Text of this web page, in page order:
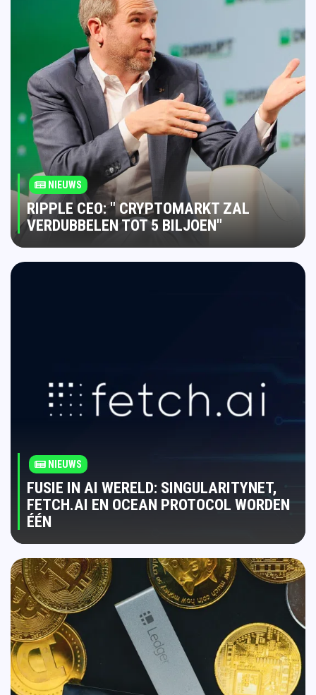
NIEUWS
RIPPLE CEO: " CRYPTOMARKT ZAL
VERDUBBELEN TOT 5 BILJOEN"
NIEUWS
FUSIE IN AI WERELD: SINGULARITYNET,
FETCH.AI EN OCEAN PROTOCOL WORDEN
ÉÉN